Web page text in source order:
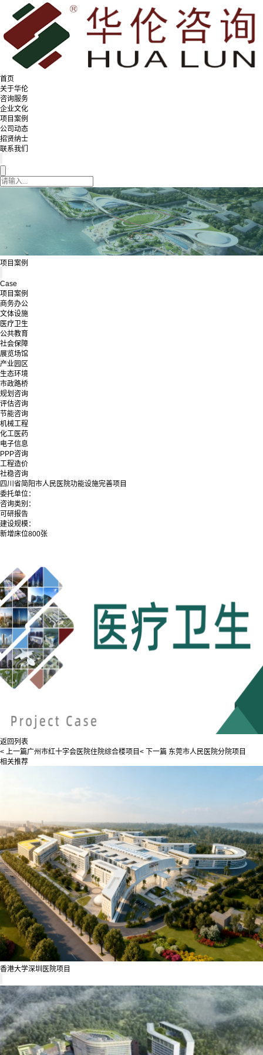
首页
关于华伦
咨询服务
企业文化
项目案例
公司动态
招贤纳士
联系我们
项目案例
Case
项目案例
商务办公
文体设施
医疗卫生
公共教育
社会保障
展览场馆
产业园区
生态环境
市政路桥
规划咨询
评估咨询
节能咨询
机械工程
化工医药
电子信息
PPP咨询
工程造价
社稳咨询
四川省简阳市人民医院功能设施完善项目
委托单位：
咨询类别：
可研报告
建设规模：
新增床位800张
返回列表
< 上一篇广州市红十字会医院住院综合楼项目 < 下一篇 东莞市人民医院分院项目
相关推荐
香港大学深圳医院项目